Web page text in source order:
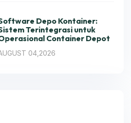
Depo Kontainer:
Terintegrasi untuk
Container Depot
04,2026